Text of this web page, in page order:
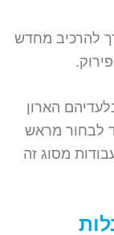
להרכיב מחדש
הארון
לבחור מראש
מסוג זה